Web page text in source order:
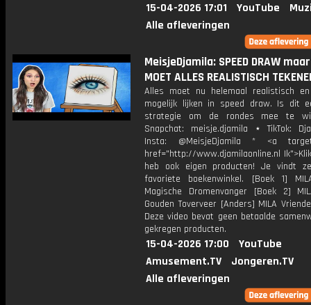
15-04-2026 17:01 YouTube
Alle afleveringen
MeisjeDjamila: SPEED DRAW
MOET ALLES REALISTISCH
Alles moet nu helemaal realistisch en
mogelijk lijken in speed draw. Is dit
strategie om de rondes mee te
Snapchat: meisje.djamila ⋆ TikTok:
Insta: @MeisjeDjamila * <a
href="http://www.djamilaonline.nl
heb ook eigen producten! Je vindt
favoriete boekenwinkel. [Boek 1]
Magische Dromenvanger [Boek 2]
Gouden Toverveer [Anders] MILA
Deze video bevat geen betaalde
gekregen producten.
15-04-2026 17:00
YouTube
Amusement.TV
Jongeren.TV
Alle afleveringen